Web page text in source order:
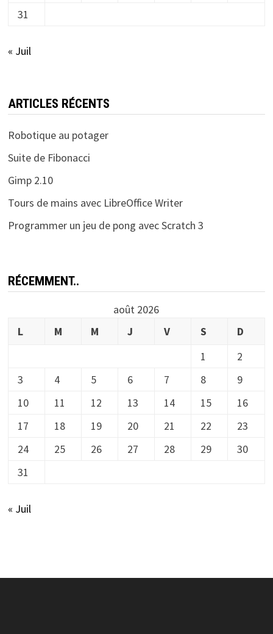
31
« Juil
ARTICLES RÉCENTS
Robotique au potager
Suite de Fibonacci
Gimp 2.10
Tours de mains avec LibreOffice Writer
Programmer un jeu de pong avec Scratch 3
RÉCEMMENT..
août 2026
L
M M J V S
D
1
2
3
4 5 6 7 8
9
10
11 12 13 14 15
16
17
18 19 20 21 22
23
24
25 26 27 28 29
30
31
« Juil